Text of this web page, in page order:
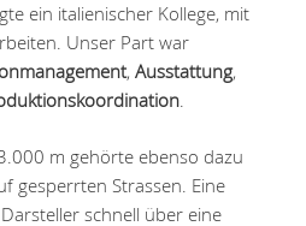
ein italienischer Kollege, mit
Unser Part war
, Ausstattung,
.
m gehörte ebenso dazu
gesperrten Strassen. Eine
schnell über eine